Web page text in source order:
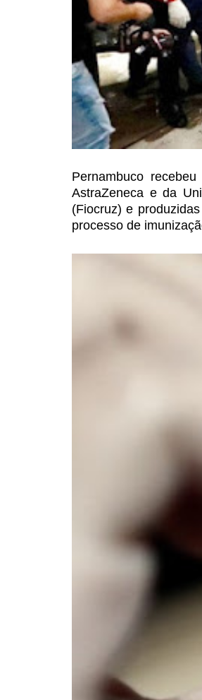
Pernambuco
AstraZeneca e da
(Fiocruz) e
processo de